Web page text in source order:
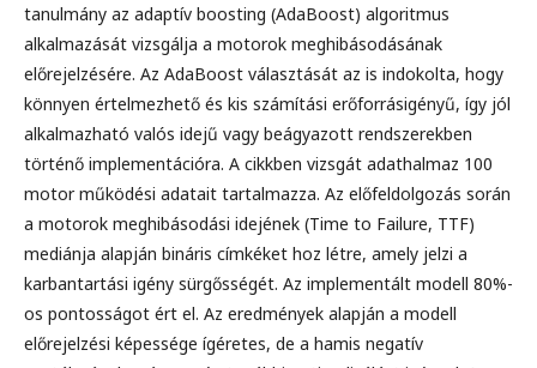
tanulmány az adaptív boosting (AdaBoost) algoritmus
alkalmazását vizsgálja a motorok meghibásodásának
előrejelzésére. Az AdaBoost választását az is indokolta, hogy
könnyen értelmezhető és kis számítási erőforrásigényű, így jól
alkalmazható valós idejű vagy beágyazott rendszerekben
történő implementációra. A cikkben vizsgát adathalmaz 100
motor működési adatait tartalmazza. Az előfeldolgozás során
a motorok meghibásodási idejének (Time to Failure, TTF)
mediánja alapján bináris címkéket hoz létre, amely jelzi a
karbantartási igény sürgősségét. Az implementált modell 80%-
os pontosságot ért el. Az eredmények alapján a modell
előrejelzési képessége ígéretes, de a hamis negatív